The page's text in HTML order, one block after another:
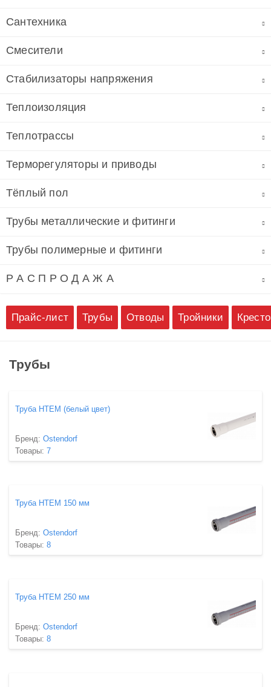
Прайс-лист Трубы Отводы Тройники
Сантехника
Смесители
Стабилизаторы напряжения
Теплоизоляция
Теплотрассы
Терморегуляторы и приводы
Тёплый пол
Трубы металлические и фитинги
Трубы полимерные и фитинги
Р А С П Р О Д А Ж А
Трубы
Труба HTEM (белый цвет)
Бренд: Ostendorf
Товары: 7
Труба HTEM 150 мм
Бренд: Ostendorf
Товары: 8
Труба HTEM 250 мм
Бренд: Ostendorf
Товары: 8